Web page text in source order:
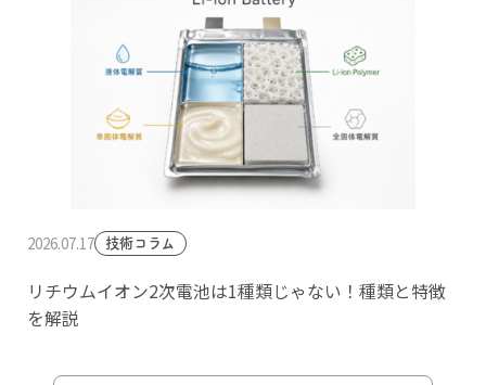
2026.07.17 技術コラム
リチウムイオン2次電池は1種類じゃない！種類と特徴
を解説